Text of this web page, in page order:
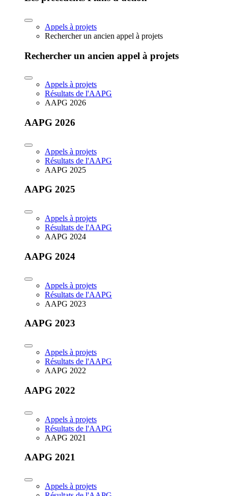
Appels à projets
Rechercher un ancien appel à projets
Rechercher un ancien appel à projets
Appels à projets
Résultats de l'AAPG
AAPG 2026
AAPG 2026
Appels à projets
Résultats de l'AAPG
AAPG 2025
AAPG 2025
Appels à projets
Résultats de l'AAPG
AAPG 2024
AAPG 2024
Appels à projets
Résultats de l'AAPG
AAPG 2023
AAPG 2023
Appels à projets
Résultats de l'AAPG
AAPG 2022
AAPG 2022
Appels à projets
Résultats de l'AAPG
AAPG 2021
AAPG 2021
Appels à projets